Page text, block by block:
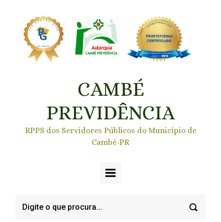
CAMBÉ
PREVIDÊNCIA
RPPS dos Servidores Públicos do Município de
Cambé-PR